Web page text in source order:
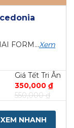
FORM...Xem
Giá Tết Tri Ân
350,000 ₫
550,000 ₫
XEM NHANH